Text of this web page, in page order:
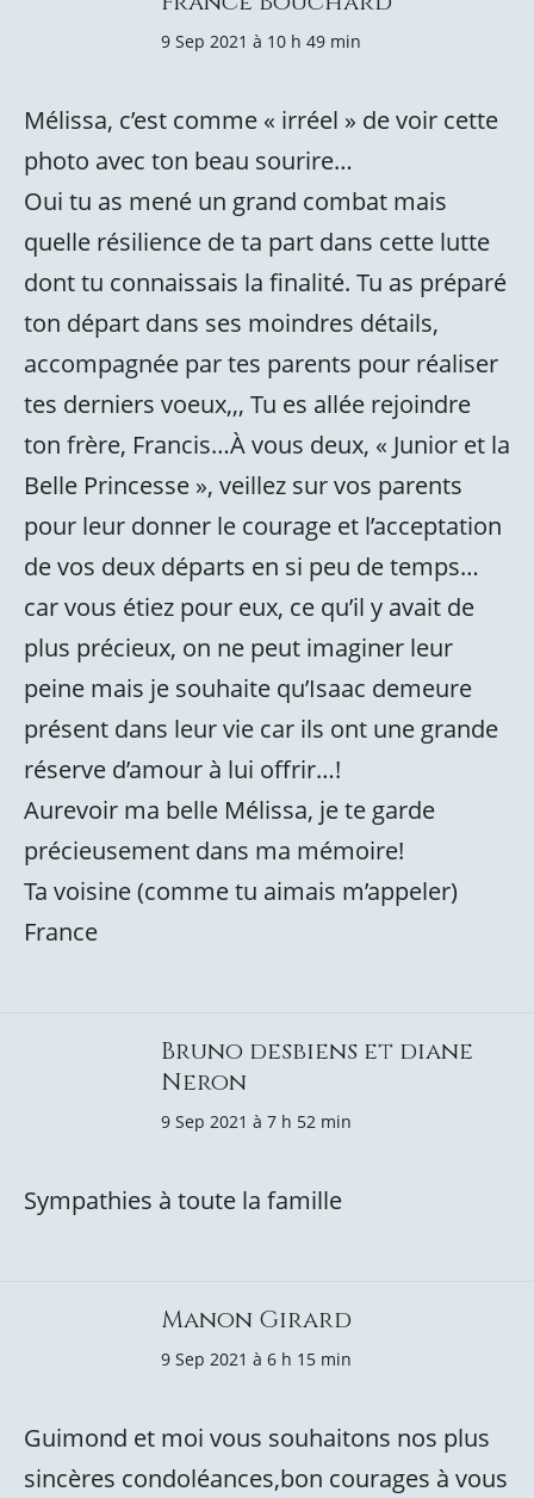
9 Sep 2021 à 10 h 49 min
Mélissa, c’est comme « irréel » de voir cette
photo avec ton beau sourire…
Oui tu as mené un grand combat mais
quelle résilience de ta part dans cette lutte
dont tu connaissais la finalité. Tu as préparé
ton départ dans ses moindres détails,
accompagnée par tes parents pour réaliser
tes derniers voeux,,, Tu es allée rejoindre
ton frère, Francis…À vous deux, « Junior et la
Belle Princesse », veillez sur vos parents
pour leur donner le courage et l’acceptation
de vos deux départs en si peu de temps…
car vous étiez pour eux, ce qu’il y avait de
plus précieux, on ne peut imaginer leur
peine mais je souhaite qu’Isaac demeure
présent dans leur vie car ils ont une grande
réserve d’amour à lui offrir…!
Aurevoir ma belle Mélissa, je te garde
précieusement dans ma mémoire!
Ta voisine (comme tu aimais m’appeler)
France
Bruno desbiens et diane
Neron
9 Sep 2021 à 7 h 52 min
Sympathies à toute la famille
Manon Girard
9 Sep 2021 à 6 h 15 min
Guimond et moi vous souhaitons nos plus
sincères condoléances,bon courages à vous